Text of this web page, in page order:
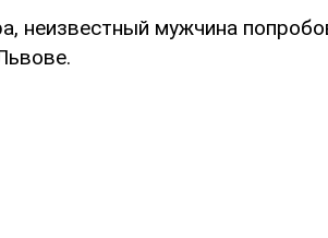
неизвестный мужчина